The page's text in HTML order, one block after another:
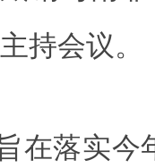
持会议。
落实今